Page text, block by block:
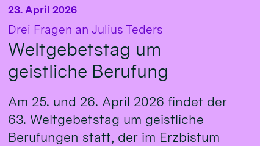
Drei Fragen an Julius Teders
Weltgebetstag um
geistliche Berufung
23. April 2026
Am 25. und 26. April 2026 findet der
63. Weltgebetstag um geistliche
Berufungen statt, der im Erzbistum